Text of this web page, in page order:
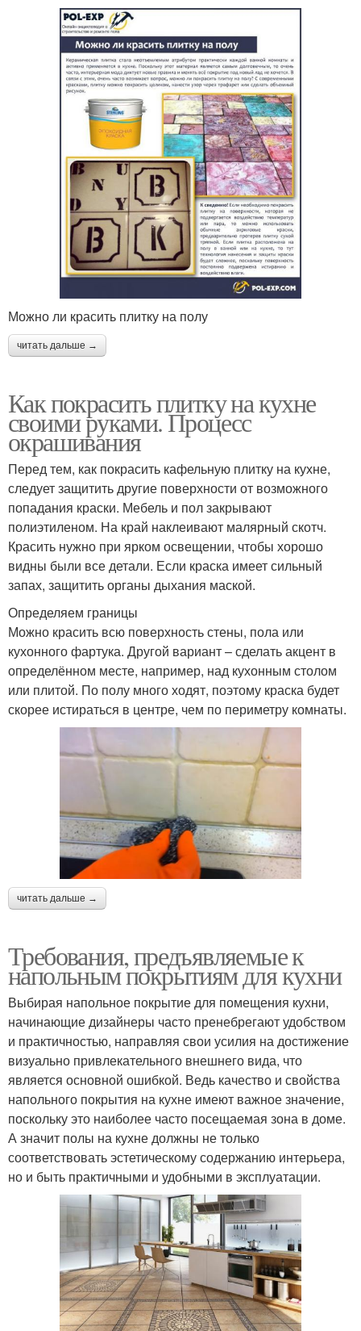
Можно ли красить плитку на полу
читать дальше →
Как покрасить плитку на кухне
своими руками. Процесс
окрашивания
Перед тем, как покрасить кафельную плитку на кухне,
следует защитить другие поверхности от возможного
попадания краски. Мебель и пол закрывают
полиэтиленом. На край наклеивают малярный скотч.
Красить нужно при ярком освещении, чтобы хорошо
видны были все детали. Если краска имеет сильный
запах, защитить органы дыхания маской.
Определяем границы
Можно красить всю поверхность стены, пола или
кухонного фартука. Другой вариант – сделать акцент в
определённом месте, например, над кухонным столом
или плитой. По полу много ходят, поэтому краска будет
скорее истираться в центре, чем по периметру комнаты.
читать дальше →
Требования, предъявляемые к
напольным покрытиям для кухни
Выбирая напольное покрытие для помещения кухни,
начинающие дизайнеры часто пренебрегают удобством
и практичностью, направляя свои усилия на достижение
визуально привлекательного внешнего вида, что
является основной ошибкой. Ведь качество и свойства
напольного покрытия на кухне имеют важное значение,
поскольку это наиболее часто посещаемая зона в доме.
А значит полы на кухне должны не только
соответствовать эстетическому содержанию интерьера,
но и быть практичными и удобными в эксплуатации.